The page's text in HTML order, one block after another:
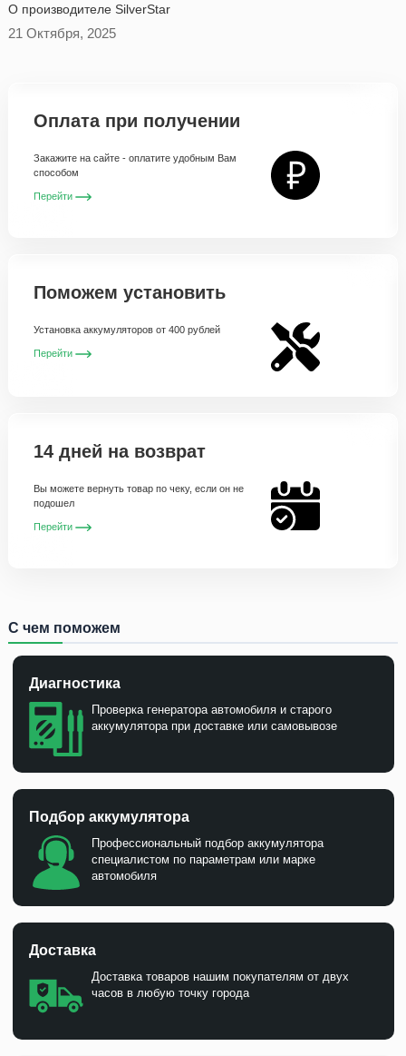
O производителе SilverStar
21 Октября, 2025
Оплата при получении
Закажите на сайте - оплатите удобным Вам
способом
Перейти
Поможем установить
Установка аккумуляторов от 400 рублей
Перейти
14 дней на возврат
Вы можете вернуть товар по чеку, если он не
подошел
Перейти
С чем поможем
Диагностика
Проверка генератора автомобиля и старого
аккумулятора при доставке или самовывозе
Подбор аккумулятора
Профессиональный подбор аккумулятора
специалистом по параметрам или марке
автомобиля
Доставка
Доставка товаров нашим покупателям от двух
часов в любую точку города